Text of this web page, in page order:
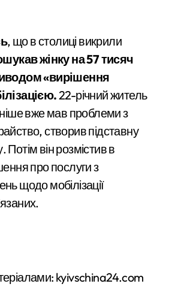
, що в столиці викрили
жінку на 57 тисяч
«вирішення
22-річний житель
вже мав проблеми з
створив підставну
він розмістив в
про послуги з
щодо мобілізації
kyivschina24.com